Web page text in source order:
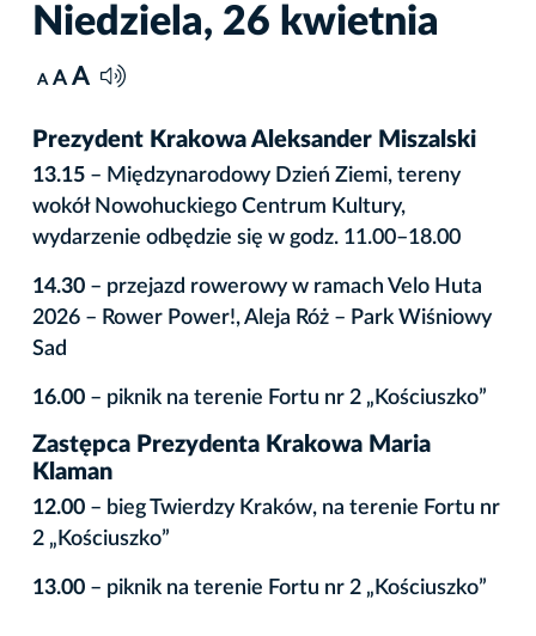
Niedziela, 26 kwietnia
A A A
Prezydent Krakowa Aleksander Miszalski
13.15 – Międzynarodowy Dzień Ziemi, tereny
wokół Nowohuckiego Centrum Kultury,
wydarzenie odbędzie się w godz. 11.00–18.00
14.30 – przejazd rowerowy w ramach Velo Huta
2026 – Rower Power!, Aleja Róż – Park Wiśniowy
Sad
16.00 – piknik na terenie Fortu nr 2 „Kościuszko”
Zastępca Prezydenta Krakowa Maria
Klaman
12.00 – bieg Twierdzy Kraków, na terenie Fortu nr
2 „Kościuszko”
13.00 – piknik na terenie Fortu nr 2 „Kościuszko”